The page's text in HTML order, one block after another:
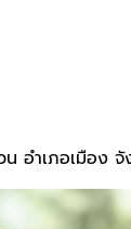
อำเภอเมือง